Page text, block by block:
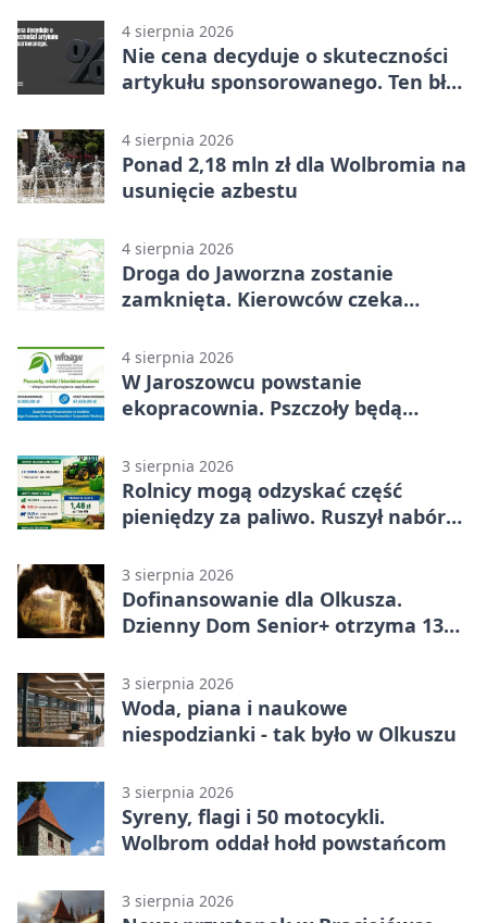
4 sierpnia 2026
Nie cena decyduje o skuteczności
artykułu sponsorowanego. Ten błąd
4 sierpnia 2026
Ponad 2,18 mln zł dla Wolbromia na
usunięcie azbestu
4 sierpnia 2026
Droga do Jaworzna zostanie
zamknięta. Kierowców czeka
4 sierpnia 2026
W Jaroszowcu powstanie
ekopracownia. Pszczoły będą
3 sierpnia 2026
Rolnicy mogą odzyskać część
pieniędzy za paliwo. Ruszył nabór
3 sierpnia 2026
Dofinansowanie dla Olkusza.
Dzienny Dom Senior+ otrzyma 134
3 sierpnia 2026
Woda, piana i naukowe
niespodzianki - tak było w Olkuszu
3 sierpnia 2026
Syreny, flagi i 50 motocykli.
Wolbrom oddał hołd powstańcom
3 sierpnia 2026